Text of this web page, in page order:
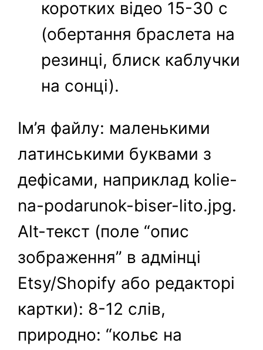
коротких відео 15-30 с
(обертання браслета на
резинці, блиск каблучки
на сонці).
Ім’я файлу: маленькими
латинськими буквами з
дефісами, наприклад kolie-
na-podarunok-biser-lito.jpg.
Alt-текст (поле “опис
зображення” в адмінці
Etsy/Shopify або редакторі
картки): 8-12 слів,
природно: “кольє на